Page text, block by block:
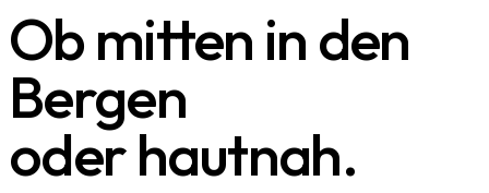
Ob mitten in den
Bergen
oder hautnah.